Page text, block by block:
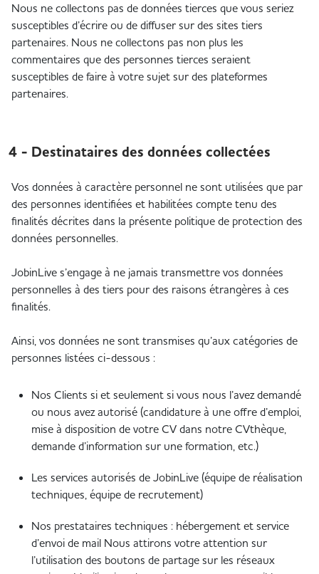
Nous ne collectons pas de données tierces que vous seriez
susceptibles d’écrire ou de diffuser sur des sites tiers
partenaires. Nous ne collectons pas non plus les
commentaires que des personnes tierces seraient
susceptibles de faire à votre sujet sur des plateformes
partenaires.
4 - Destinataires des données collectées
Vos données à caractère personnel ne sont utilisées que par
des personnes identifiées et habilitées compte tenu des
finalités décrites dans la présente politique de protection des
données personnelles.
JobinLive s’engage à ne jamais transmettre vos données
personnelles à des tiers pour des raisons étrangères à ces
finalités.
Ainsi, vos données ne sont transmises qu’aux catégories de
personnes listées ci-dessous :
Nos Clients si et seulement si vous nous l’avez demandé
ou nous avez autorisé (candidature à une offre d’emploi,
mise à disposition de votre CV dans notre CVthèque,
demande d’information sur une formation, etc.)
Les services autorisés de JobinLive (équipe de réalisation
techniques, équipe de recrutement)
Nos prestataires techniques : hébergement et service
d’envoi de mail Nous attirons votre attention sur
l’utilisation des boutons de partage sur les réseaux